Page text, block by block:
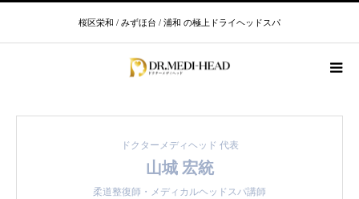
桜区栄和 / みずほ台 / 浦和 の極上ドライヘッドスパ
山城 宏統
ドクターメディヘッド 代表
山城 宏統
柔道整復師・メディカルヘッドスパ講師